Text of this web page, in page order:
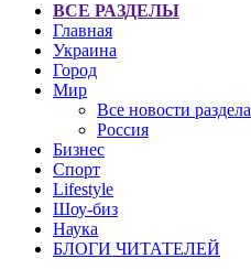
ВСЕ РАЗДЕЛЫ
Главная
Украина
Город
Мир
Все новости раздела
Россия
Бизнес
Спорт
Lifestyle
Шоу-биз
Наука
БЛОГИ ЧИТАТЕЛЕЙ